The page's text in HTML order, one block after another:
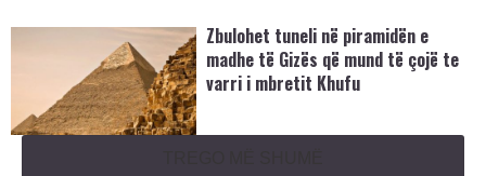
Zbulohet tuneli në piramidën e
madhe të Gizës që mund të çojë te
varri i mbretit Khufu